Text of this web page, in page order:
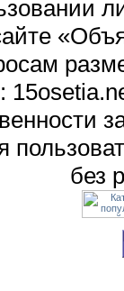
без